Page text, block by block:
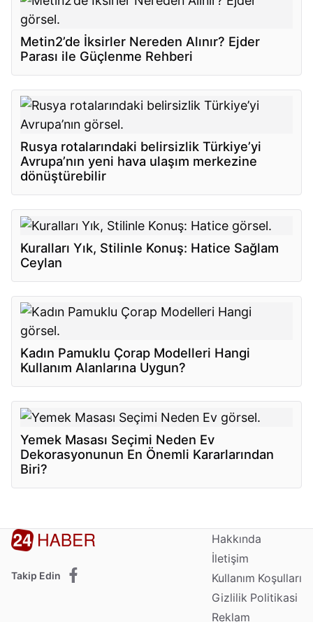
Metin2’de İksirler Nereden Alınır? Ejder
Parası ile Güçlenme Rehberi
Rusya rotalarındaki belirsizlik Türkiye’yi
Avrupa’nın yeni hava ulaşım merkezine
dönüştürebilir
Kuralları Yık, Stilinle Konuş: Hatice Sağlam
Ceylan
Kadın Pamuklu Çorap Modelleri Hangi
Kullanım Alanlarına Uygun?
Yemek Masası Seçimi Neden Ev
Dekorasyonunun En Önemli Kararlarından
Biri?
Takip Edin
Hakkında
İletişim
Kullanım Koşulları
Gizlilik Politikasi
Reklam